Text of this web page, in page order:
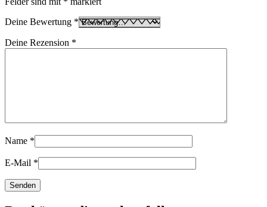
Deine Bewertung *
Deine Rezension *
Name *
E-Mail *